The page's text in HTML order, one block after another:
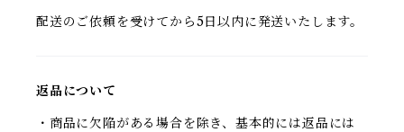
配送のご依頼を受けてから5日以内に発送いたします。
返品について
・商品に欠陥がある場合を除き、基本的には返品には